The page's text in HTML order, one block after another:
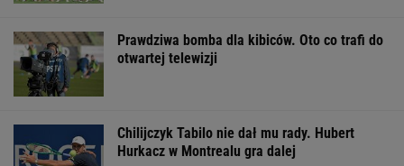
Prawdziwa bomba dla kibiców. Oto co trafi do
otwartej telewizji
Chilijczyk Tabilo nie dał mu rady. Hubert
Hurkacz w Montrealu gra dalej